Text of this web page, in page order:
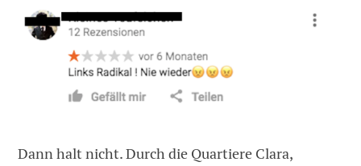
Dann halt nicht. Durch die Quartiere Clara,